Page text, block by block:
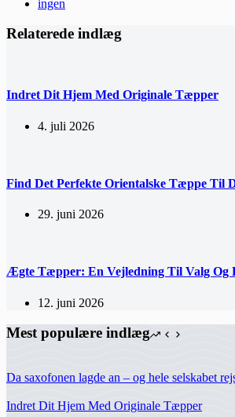
ingen
Relaterede indlæg
Indret Dit Hjem Med Originale Tæpper
4. juli 2026
Find Det Perfekte Orientalske Tæppe Til
29. juni 2026
Ægte Tæpper: En Vejledning Til Valg Og
12. juni 2026
Mest populære indlæg
Da saxofonen lagde an – og hele selskabet
Indret Dit Hjem Med Originale Tæpper